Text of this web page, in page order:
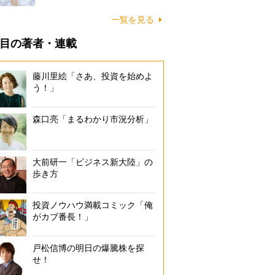
一覧を見る
の著者・連載
藤川里絵「さあ、投資を始めよ
う！」
森口亮「まるわかり市況分析」
大前研一「ビジネス新大陸」の
歩き方
投資ノウハウ満載コミック「俺
がカブ番長！」
戸松信博の明日の爆騰株を探
せ！